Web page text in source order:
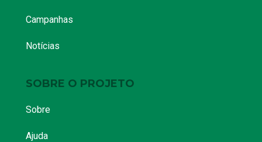
Campanhas
Notícias
SOBRE O PROJETO
Sobre
Ajuda